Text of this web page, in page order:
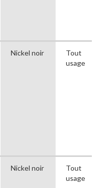
Nickel noir
Tout
usage
Nickel noir
Tout
usage